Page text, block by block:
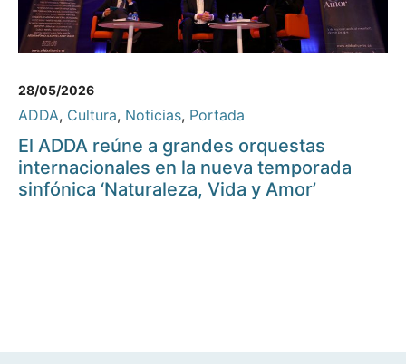
28/05/2026
ADDA, Cultura, Noticias, Portada
El ADDA reúne a grandes orquestas
internacionales en la nueva temporada
sinfónica ‘Naturaleza, Vida y Amor’